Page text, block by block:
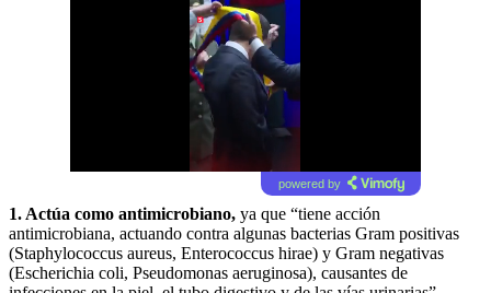
powered by
1. Actúa como antimicrobiano, ya que “tiene acción
antimicrobiana, actuando contra algunas bacterias Gram positivas
(Staphylococcus aureus, Enterococcus hirae) y Gram negativas
(Escherichia coli, Pseudomonas aeruginosa), causantes de